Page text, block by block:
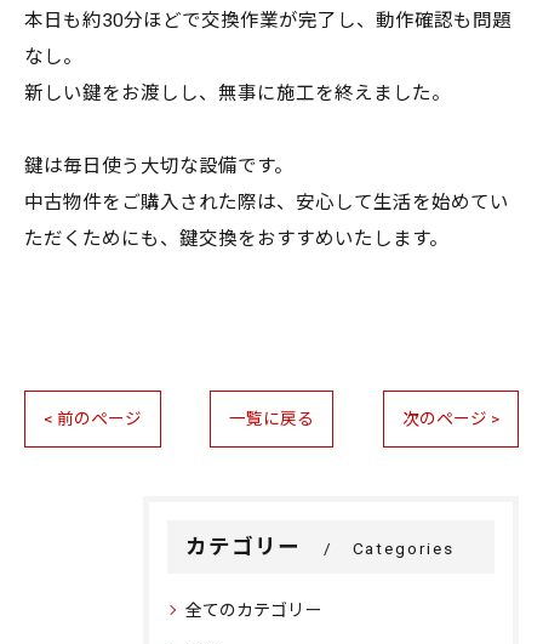
本日も約30分ほどで交換作業が完了し、動作確認も問題
なし。
新しい鍵をお渡しし、無事に施工を終えました。
鍵は毎日使う大切な設備です。
中古物件をご購入された際は、安心して生活を始めてい
ただくためにも、鍵交換をおすすめいたします。
< 前のページ 一覧に戻る 次のページ >
カテゴリー Categories
全てのカテゴリー